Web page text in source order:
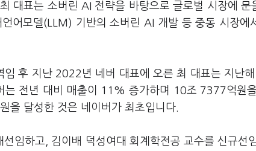
대표는 소버린 AI 전략을 바탕으로 글로벌 시장에 문
어모델(LLM) 기반의 소버린 AI 개발 등 중동 시장에
임 후 지난 2022년 네버 대표에 오른 최 대표는 지난
는 전년 대비 매출이 11% 증가하며 10조 7377억원
을 달성한 것은 네이버가 최초입니다.
임하고, 김이배 덕성여대 회계학전공 교수를 신규선